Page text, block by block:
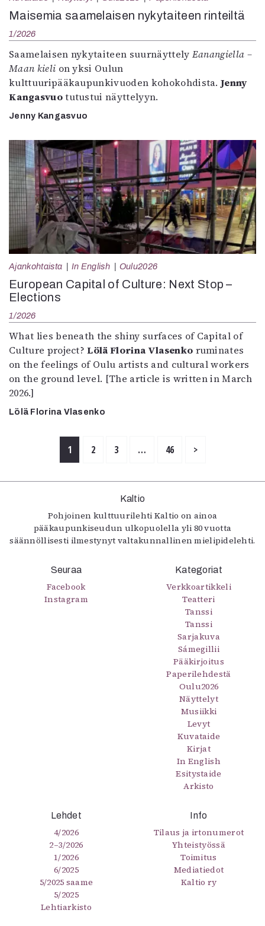
Maisemia saamelaisen nykytaiteen rinteiltä
1/2026
Saamelaisen nykytaiteen suurnäyttely Eanangiella –
Maan kieli on yksi Oulun
kulttuuripääkaupunkivuoden kohokohdista.Jenny
Kangasvuotutustui näyttelyyn.
Jenny Kangasvuo
Ajankohtaista In English Oulu2026
European Capital of Culture: Next Stop –
Elections
1/2026
What lies beneath the shiny surfaces of Capital of
Culture project?Lölä Florina Vlasenko ruminates
on the feelings of Oulu artists and cultural workers
on the ground level. [The article is written in March
2026.]
Lölä Florina Vlasenko
1 2 3 … 46 >
Kaltio
Pohjoinen kulttuurilehti Kaltio on ainoa
pääkaupunkiseudun ulkopuolella yli 80 vuotta
säännöllisesti ilmestynyt valtakunnallinen mielipidelehti.
Seuraa
Facebook
Instagram
Kategoriat
Verkkoartikkeli
Teatteri
Tanssi
Tanssi
Sarjakuva
Sámegillii
Pääkirjoitus
Paperilehdestä
Oulu2026
Näyttelyt
Musiikki
Levyt
Kuvataide
Kirjat
In English
Esitystaide
Arkisto
Lehdet
4/2026
2–3/2026
1/2026
6/2025
5/2025 saame
5/2025
Lehtiarkisto
Info
Tilaus ja irtonumerot
Yhteistyössä
Toimitus
Mediatiedot
Kaltio ry